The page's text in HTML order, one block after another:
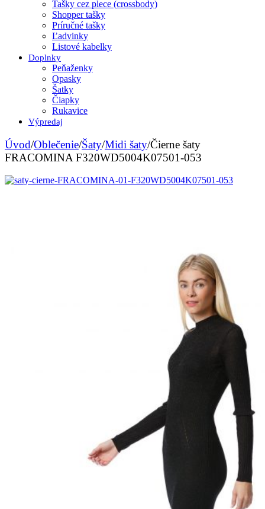
Tašky cez plece (crossbody)
Shopper tašky
Príručné tašky
Ľadvinky
Listové kabelky
Doplnky
Peňaženky
Opasky
Šatky
Čiapky
Rukavice
Výpredaj
Úvod/Oblečenie/Šaty/Midi šaty/Čierne šaty
FRACOMINA F320WD5004K07501-053